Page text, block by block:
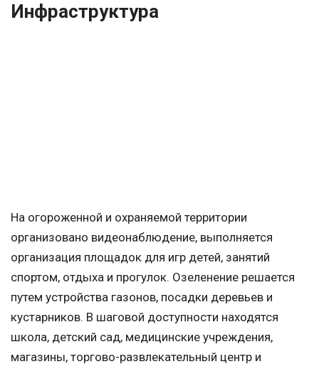
Инфраструктура
На огороженной и охраняемой территории
организовано видеонаблюдение, выполняется
организация площадок для игр детей, занятий
спортом, отдыха и прогулок. Озеленение решается
путем устройства газонов, посадки деревьев и
кустарников. В шаговой доступности находятся
школа, детский сад, медицинские учреждения,
магазины, торгово-развлекательный центр и